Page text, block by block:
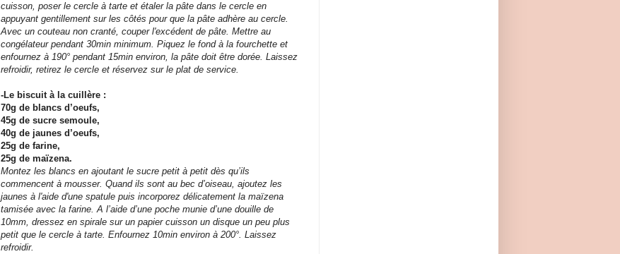
cuisson, poser le cercle à tarte et étaler la pâte dans le cercle en
appuyant gentillement sur les côtés pour que la pâte adhère au cercle.
Avec un couteau non cranté, couper l'excédent de pâte. Mettre au
congélateur pendant 30min minimum. Piquez le fond à la fourchette et
enfournez à 190° pendant 15min environ, la pâte doit être dorée. Laissez
refroidir, retirez le cercle et réservez sur le plat de service.
-Le biscuit à la cuillère :
70g de blancs d’oeufs,
45g de sucre semoule,
40g de jaunes d’oeufs,
25g de farine,
25g de maïzena.
Montez les blancs en ajoutant le sucre petit à petit dès qu’ils
commencent à mousser. Quand ils sont au bec d’oiseau, ajoutez les
jaunes à l'aide d'une spatule puis incorporez délicatement la maïzena
tamisée avec la farine. A l’aide d’une poche munie d’une douille de
10mm, dressez en spirale sur un papier cuisson un disque un peu plus
petit que le cercle à tarte. Enfournez 10min environ à 200°. Laissez
refroidir.